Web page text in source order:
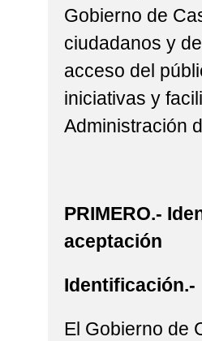
Gobierno de
ciudadanos y
acceso del
iniciativas y
Administración
PRIMERO.-
aceptación
Identificación.-
El Gobierno de